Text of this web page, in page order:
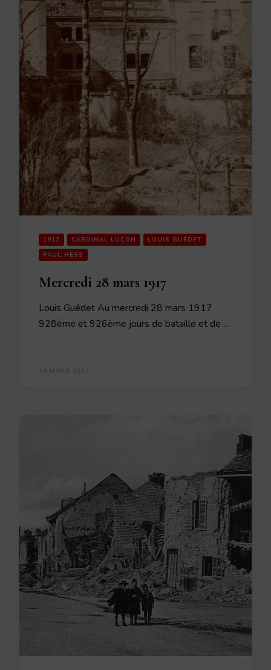
1917 CARDINAL LUÇON
LOUIS GUÉDET
PAUL HESS
Mercredi 28 mars 1917
Louis Guédet Au mercredi 28 mars 1917
928ème et 926ème jours de bataille et de …